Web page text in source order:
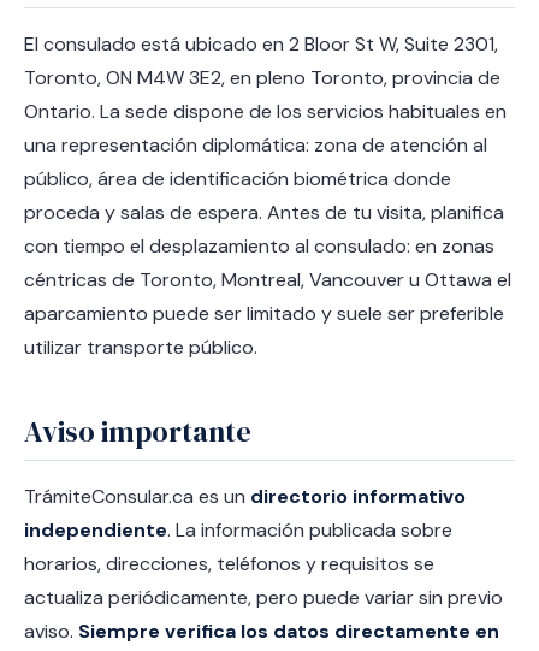
El consulado está ubicado en 2 Bloor St W, Suite 2301,
Toronto, ON M4W 3E2, en pleno Toronto, provincia de
Ontario. La sede dispone de los servicios habituales en
una representación diplomática: zona de atención al
público, área de identificación biométrica donde
proceda y salas de espera. Antes de tu visita, planifica
con tiempo el desplazamiento al consulado: en zonas
céntricas de Toronto, Montreal, Vancouver u Ottawa el
aparcamiento puede ser limitado y suele ser preferible
utilizar transporte público.
Aviso importante
TrámiteConsular.ca es un directorio informativo
independiente. La información publicada sobre
horarios, direcciones, teléfonos y requisitos se
actualiza periódicamente, pero puede variar sin previo
aviso. Siempre verifica los datos directamente en